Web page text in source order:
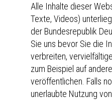
Alle Inhalte dieser
Texte, Videos)
der Bundesrepublik
Sie uns bevor Sie die
verbreiten,
zum Beispiel auf
veröffentlichen. Falls
unerlaubte Nutzung